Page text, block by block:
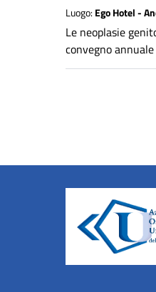
Luogo: Ego Hotel -
Le neoplasie
convegno annuale